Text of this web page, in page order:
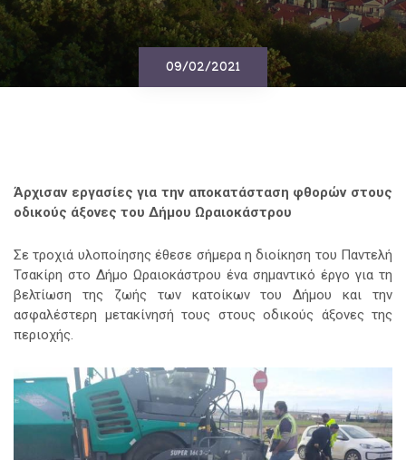
09/02/2021
Άρχισαν εργασίες για την αποκατάσταση φθορών στους
οδικούς άξονες του Δήμου Ωραιοκάστρου
Σε τροχιά υλοποίησης έθεσε σήμερα η διοίκηση του Παντελή
Τσακίρη στο Δήμο Ωραιοκάστρου ένα σημαντικό έργο για τη
βελτίωση της ζωής των κατοίκων του Δήμου και την
ασφαλέστερη μετακίνησή τους στους οδικούς άξονες της
περιοχής.